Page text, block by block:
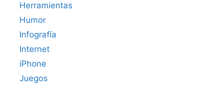
Herramientas
Humor
Infografía
Internet
iPhone
Juegos